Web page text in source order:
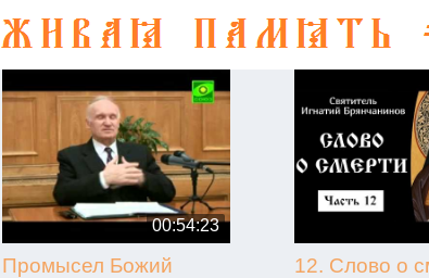
00:54:23
Промысел Божий